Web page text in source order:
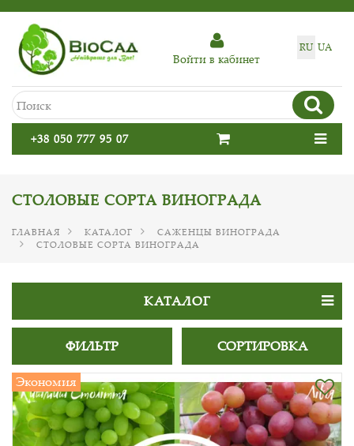
RU UA
Войти в кабинет
+38 050 777 95 07
СТОЛОВЫЕ СОРТА ВИНОГРАДА
ГЛАВНАЯ КАТАЛОГ
САЖЕНЦЫ ВИНОГРАДА
СТОЛОВЫЕ СОРТА ВИНОГРАДА
КАТАЛОГ
ФИЛЬТР СОРТИРОВКА
Экономия